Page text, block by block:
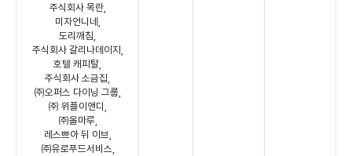
주식회사 목란,
미자언니네,
도리깨침,
주식회사 갈리나데이지,
호텔 캐피탈,
주식회사 소금집,
㈜오퍼스 다이닝 그룹,
㈜ 위플이앤디,
㈜올마루,
레스쁘아 뒤 이브,
㈜유로푸드서비스,